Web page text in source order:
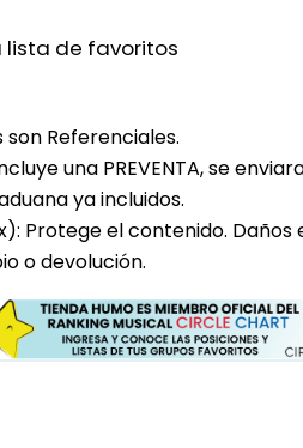
lista de favoritos
son Referenciales.
una PREVENTA, se
ya incluidos.
Protege el contenido.
o devolución.